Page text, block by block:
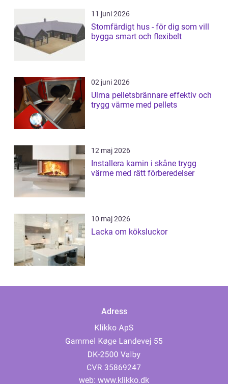
11 juni 2026
Stomfärdigt hus - för dig som vill
bygga smart och flexibelt
02 juni 2026
Ulma pelletsbrännare effektiv och
trygg värme med pellets
12 maj 2026
Installera kamin i skåne trygg
värme med rätt förberedelser
10 maj 2026
Lacka om köksluckor
Adress
web: www.klikko.dk